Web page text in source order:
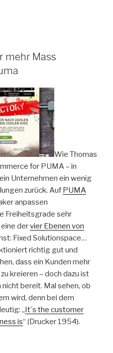
mehr Mass
Wie Thomas
for PUMA – in
Unternehmen ein wenig
zurück. Auf PUMA
anpassen
Freiheitsgrade sehr
dervier Ebenen von
Fixed Solutionspace…
richtig gut und
dass ein Kunden mehr
kreieren – doch dazu ist
bereit. Mal sehen, ob
wird, denn bei dem
„It´s the customer
is“ (Drucker 1954).